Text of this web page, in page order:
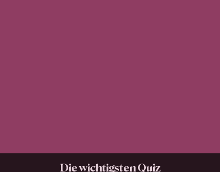
Die wichtigsten Quiz